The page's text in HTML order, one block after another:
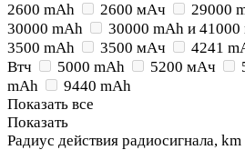
2600 mAh
2600 мАч 29000
30000 mAh
30000 mAh и 41000
3500 mAh
3500 мАч 4241
Втч
5000 mAh 5200 мАч
mAh
9440 mAh
Показать все
Показать
Радиус действия радиосигнала, km